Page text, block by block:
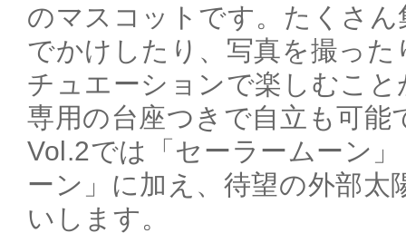
のマスコットです。たくさ
でかけしたり、写真を撮っ
チュエーションで楽しむこ
専用の台座つきで自立も可能
Vol.2では「セーラームーン
ーン」に加え、待望の外部太
いします。